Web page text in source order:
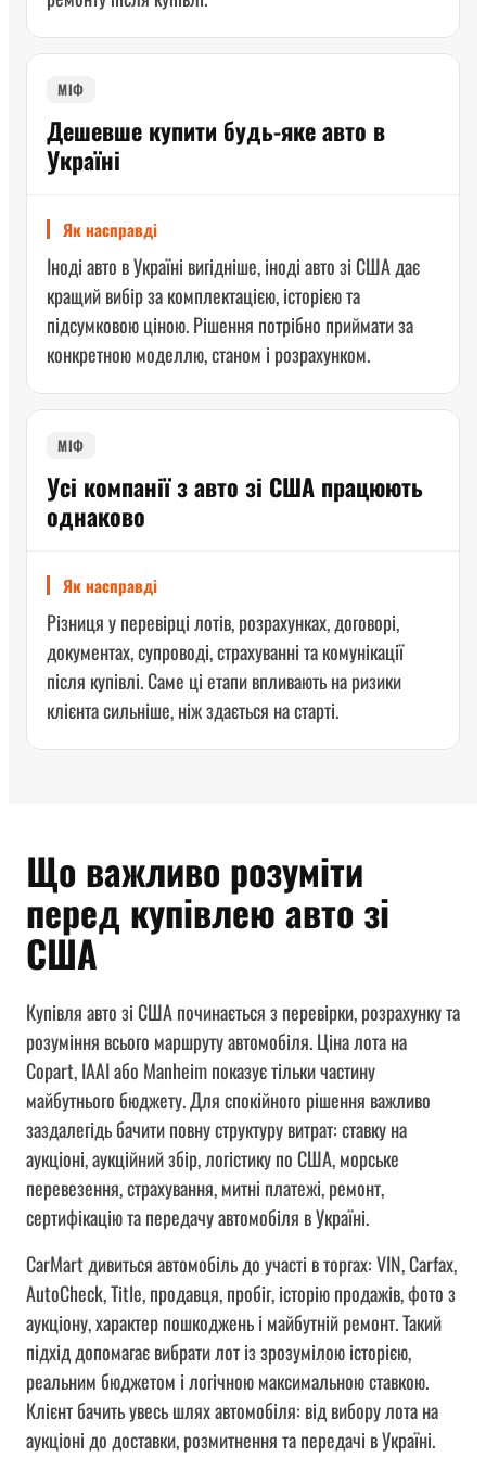
МІФ
Дешевше купити будь-яке авто в
Україні
Як насправді
Іноді авто в Україні вигідніше, іноді авто зі США дає
кращий вибір за комплектацією, історією та
підсумковою ціною. Рішення потрібно приймати за
конкретною моделлю, станом і розрахунком.
МІФ
Усі компанії з авто зі США працюють
однаково
Як насправді
Різниця у перевірці лотів, розрахунках, договорі,
документах, супроводі, страхуванні та комунікації
після купівлі. Саме ці етапи впливають на ризики
клієнта сильніше, ніж здається на старті.
Що важливо розуміти
перед купівлею авто зі
США
Купівля авто зі США починається з перевірки, розрахунку та
розуміння всього маршруту автомобіля. Ціна лота на
Copart, IAAI або Manheim показує тільки частину
майбутнього бюджету. Для спокійного рішення важливо
заздалегідь бачити повну структуру витрат: ставку на
аукціоні, аукційний збір, логістику по США, морське
перевезення, страхування, митні платежі, ремонт,
сертифікацію та передачу автомобіля в Україні.
CarMart дивиться автомобіль до участі в торгах: VIN, Carfax,
AutoCheck, Title, продавця, пробіг, історію продажів, фото з
аукціону, характер пошкоджень і майбутній ремонт. Такий
підхід допомагає вибрати лот із зрозумілою історією,
реальним бюджетом і логічною максимальною ставкою.
Клієнт бачить увесь шлях автомобіля: від вибору лота на
аукціоні до доставки, розмитнення та передачі в Україні.